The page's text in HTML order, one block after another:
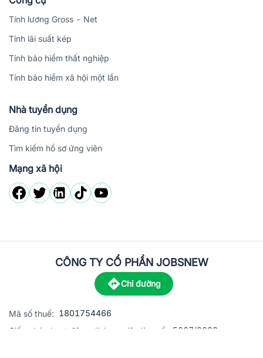
Tính lương Gross - Net
Tính lãi suất kép
Tính bảo hiểm thất nghiệp
Tính bảo hiểm xã hội một lần
Nhà tuyển dụng
Đăng tin tuyển dụng
Tìm kiếm hồ sơ ứng viên
Mạng xã hội
CÔNG TY CỔ PHẦN JOBSNEW
Chỉ đường
Mã số thuế: 1801754466
Giấy phép hoạt động dịch vụ việc làm số:
5867/2023